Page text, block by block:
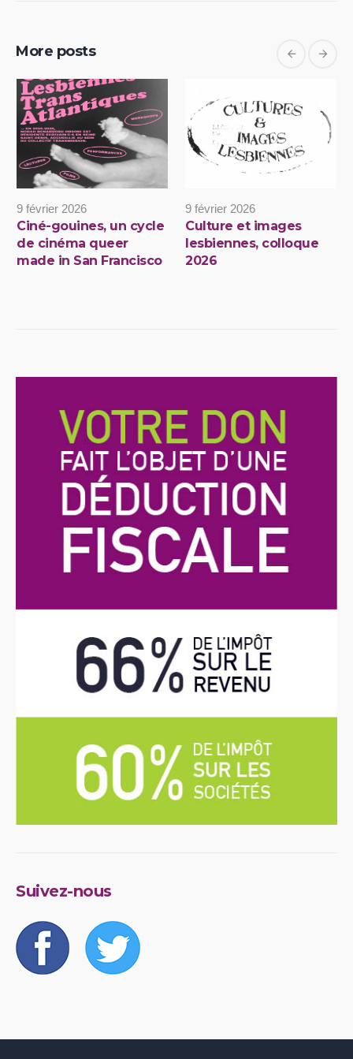
More posts
9 février 2026
Ciné-gouines, un cycle
de cinéma queer
made in San Francisco
9 février 2026
Culture et images
lesbiennes, colloque
2026
Suivez-nous